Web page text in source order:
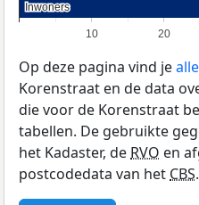
10 20
Inwoners
Inwoners
Op deze pagina vind je
Korenstraat en de data
die voor de Korenstraat
tabellen. De gebruikte
het Kadaster, deRVO en
postcodedata van hetCBS.